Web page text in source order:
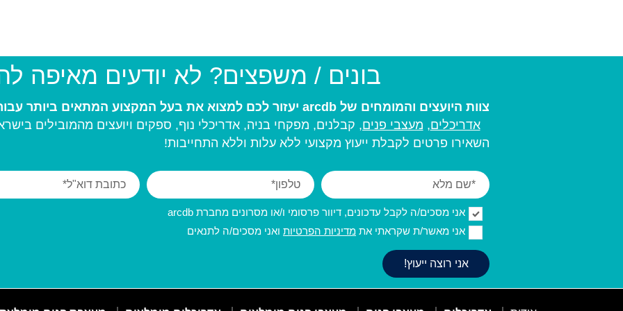
בונים / משפצים? לא יודעים מאיפה
צוות היועצים והמומחים של arcdb יעזור לכם למצוא את בעל המקצוע המתאים ביותר עבורכם:
אדריכלים, מעצבי פנים, קבלנים, מפקחי בניה, אדריכלי נוף, ספקים ויועצים מהמובילים
השאירו פרטים לקבלת ייעוץ מקצועי ללא עלות וללא התחייבות!
אני מסכים/ה לקבל עדכונים, דיוור פרסומי ו/או מסרונים מחברת arcdb
אני מאשר/ת שקראתי את מדיניות הפרטיות ואני מסכים/ה לתנאים